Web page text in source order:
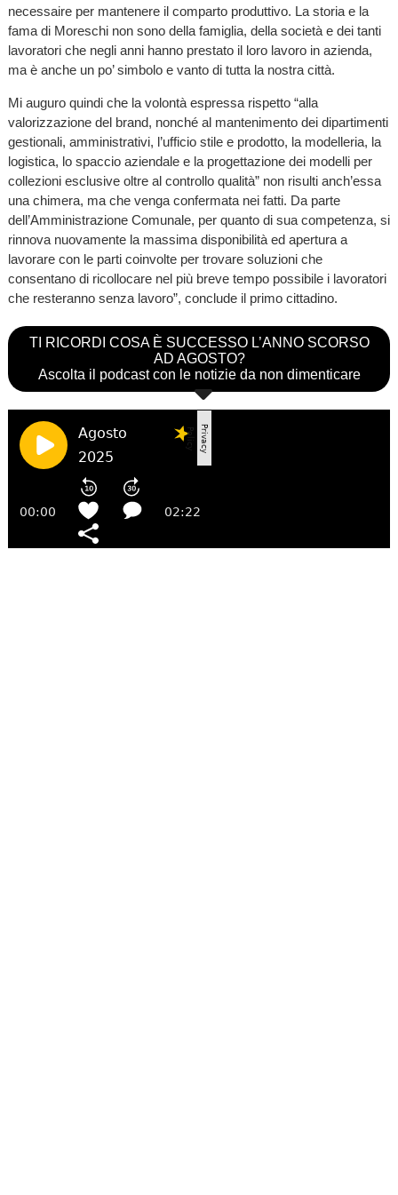
necessaire per mantenere il comparto produttivo. La storia e la
fama di Moreschi non sono della famiglia, della società e dei tanti
lavoratori che negli anni hanno prestato il loro lavoro in azienda,
ma è anche un po’ simbolo e vanto di tutta la nostra città.
Mi auguro quindi che la volontà espressa rispetto “alla
valorizzazione del brand, nonché al mantenimento dei dipartimenti
gestionali, amministrativi, l’ufficio stile e prodotto, la modelleria, la
logistica, lo spaccio aziendale e la progettazione dei modelli per
collezioni esclusive oltre al controllo qualità” non risulti anch’essa
una chimera, ma che venga confermata nei fatti. Da parte
dell’Amministrazione Comunale, per quanto di sua competenza, si
rinnova nuovamente la massima disponibilità ed apertura a
lavorare con le parti coinvolte per trovare soluzioni che
consentano di ricollocare nel più breve tempo possibile i lavoratori
che resteranno senza lavoro”, conclude il primo cittadino.
TI RICORDI COSA È SUCCESSO L’ANNO SCORSO
AD AGOSTO?
Ascolta il podcast con le notizie da non dimenticare